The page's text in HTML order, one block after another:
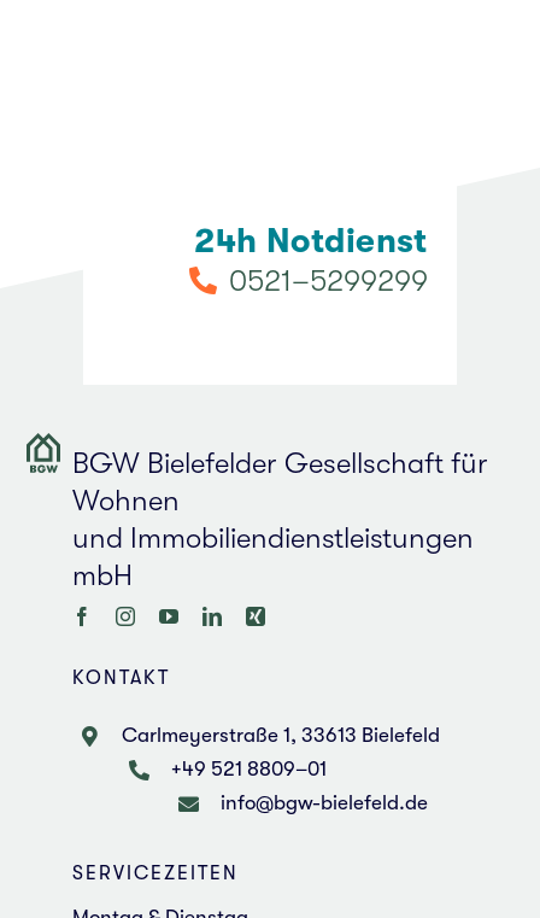
24h Not­dienst
0521–5299299
BGW Bie­le­fel­der Gesell­schaft für
Wohnen
und Immobilien­dienstleistungen
mbH
KON­TAKT
Carl­mey­er­stra­ße 1, 33613 Bie­le­feld
+49 521 8809–01
info@bgw-bielefeld.de
SER­VICE­ZEI­TEN